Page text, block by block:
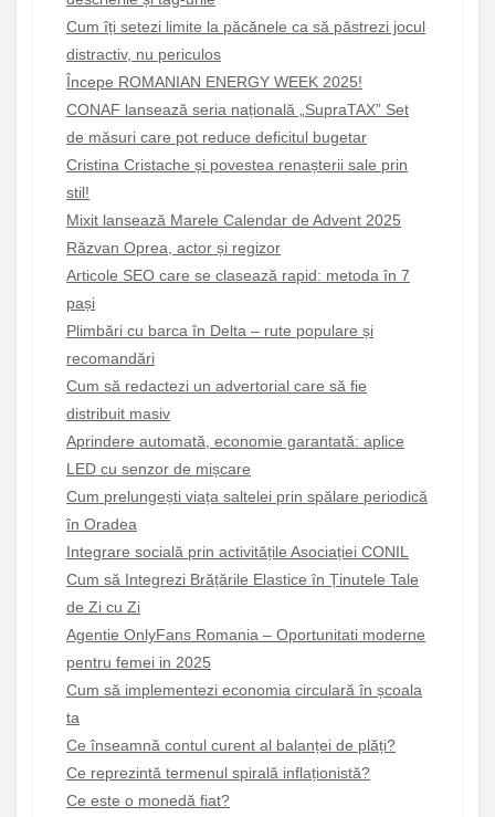
Cum îți setezi limite la păcănele ca să păstrezi jocul
distractiv, nu periculos
Începe ROMANIAN ENERGY WEEK 2025!
CONAF lansează seria națională „SupraTAX” Set
de măsuri care pot reduce deficitul bugetar
Cristina Cristache și povestea renașterii sale prin
stil!
Mixit lansează Marele Calendar de Advent 2025
Răzvan Oprea, actor și regizor
Articole SEO care se clasează rapid: metoda în 7
pași
Plimbări cu barca în Delta – rute populare și
recomandări
Cum să redactezi un advertorial care să fie
distribuit masiv
Aprindere automată, economie garantată: aplice
LED cu senzor de mișcare
Cum prelungești viața saltelei prin spălare periodică
în Oradea
Integrare socială prin activitățile Asociației CONIL
Cum să Integrezi Brățările Elastice în Ținutele Tale
de Zi cu Zi
Agentie OnlyFans Romania – Oportunitati moderne
pentru femei in 2025
Cum să implementezi economia circulară în școala
ta
Ce înseamnă contul curent al balanței de plăți?
Ce reprezintă termenul spirală inflaționistă?
Ce este o monedă fiat?